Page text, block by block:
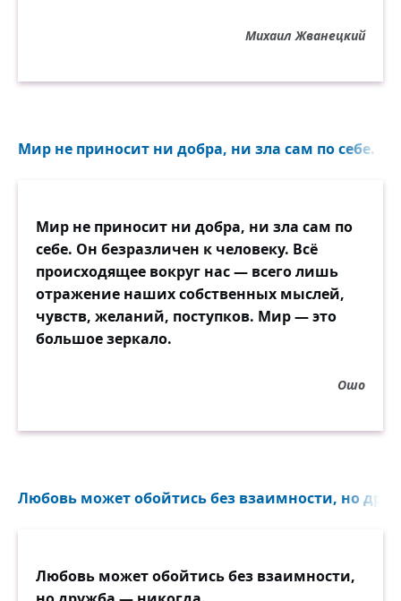
Михаил Жванецкий
Мир не приносит ни добра, ни зла сам по себе.
Мир не приносит ни добра, ни зла сам по
себе. Он безразличен к человеку. Всё
происходящее вокруг нас — всего лишь
отражение наших собственных мыслей,
чувств, желаний, поступков. Мир — это
большое зеркало.
Ошо
Любовь может обойтись без взаимности, но
Любовь может обойтись без взаимности,